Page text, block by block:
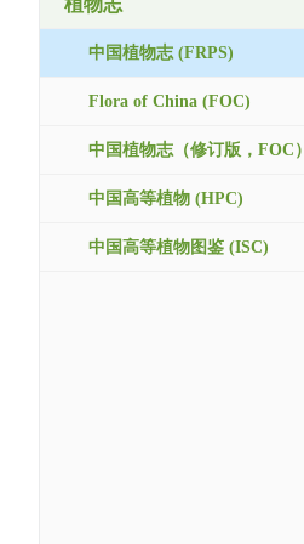
植物志
中国植物志 (FRPS)
Flora of China (FOC)
中国植物志（修订版，FOC）
中国高等植物 (HPC)
中国高等植物图鉴 (ISC)